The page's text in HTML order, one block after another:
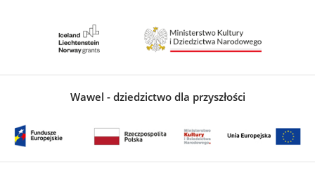
Wawel - dziedzictwo dla przyszłości